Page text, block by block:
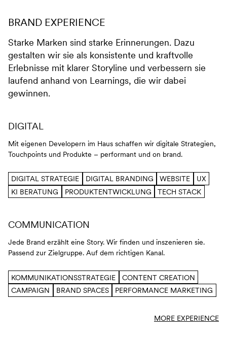
BRAND EXPERIENCE
Starke Marken sind starke Erinnerungen. Dazu
gestalten wir sie als konsistente und kraftvolle
Erlebnisse mit klarer Storyline und verbessern sie
laufend anhand von Learnings, die wir dabei
gewinnen.
DIGITAL
Mit eigenen Developern im Haus schaffen wir digitale Strategien,
Touchpoints und Produkte – performant und on brand.
DIGITAL STRATEGIE DIGITAL BRANDING WEBSITE
UX
KI BERATUNG
PRODUKTENTWICKLUNG TECH STACK
COMMUNICATION
Jede Brand erzählt eine Story. Wir finden und inszenieren sie.
Passend zur Zielgruppe. Auf dem richtigen Kanal.
KOMMUNIKATIONSSTRATEGIE
CONTENT CREATION
CAMPAIGN
BRAND SPACES PERFORMANCE MARKETING
MORE EXPERIENCE